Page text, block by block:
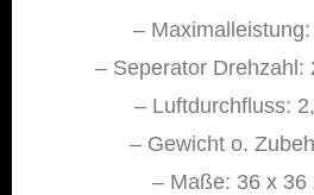
–
– Seperator Drehzahl:
– Luftdurchfluss:
– Gewicht o.
– Maße: 36 x 36